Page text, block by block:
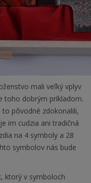
mali veľký vplyv
toho dobrým príkladom.
to pôvodné zdokonalili,
im cudzia ani tradičná
na 4 symboly a 28
symbolov nás bude
ktorý v symboloch